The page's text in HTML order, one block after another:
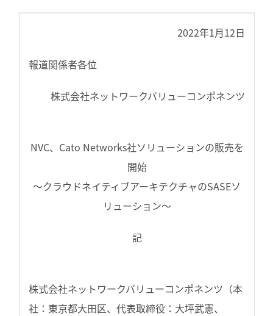
2022年1月12日
報道関係者各位
株式会社ネットワークバリューコンポネンツ
NVC、Cato Networks社ソリューションの販売を
開始
～クラウドネイティブアーキテクチャのSASEソ
リューション～
記
株式会社ネットワークバリューコンポネンツ（本
社：東京都大田区、代表取締役：大坪武憲、